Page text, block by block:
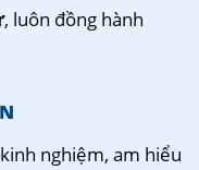
, luôn đồng hành
nghiệm, am hiểu